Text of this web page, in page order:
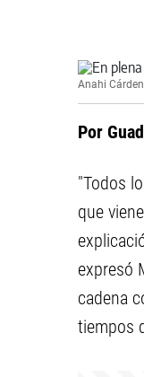
Anahi
Por
"Todos
que
expresó
cadena
tiempos